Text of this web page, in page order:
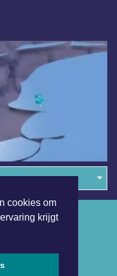
cookies om
krijgt